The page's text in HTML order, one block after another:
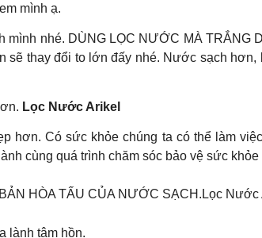
mình ạ.
nhé. DÙNG LỌC NƯỚC MÀ TRẮNG
sẽ thay đổi to lớn đấy nhé. Nước sạch hơn,
Lọc Nước Arikel
hơn. Có sức khỏe chúng ta có thể làm
cùng quá trình chăm sóc bảo vệ sức khỏe
HÒA TẤU CỦA NƯỚC SẠCH.Lọc Nước
lành tâm hồn.